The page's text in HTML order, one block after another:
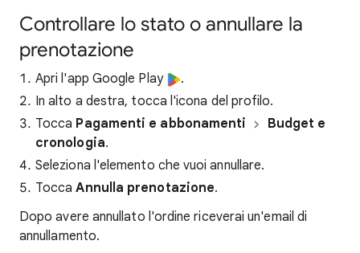
Controllare lo stato o annullare la
prenotazione
Apri l'app Google Play
.
In alto a destra, tocca l'icona del profilo.
Tocca Pagamenti e abbonamenti
Budget e
cronologia.
Seleziona l'elemento che vuoi annullare.
ToccaAnnulla prenotazione.
Dopo avere annullato l'ordine riceverai un'email di
annullamento.